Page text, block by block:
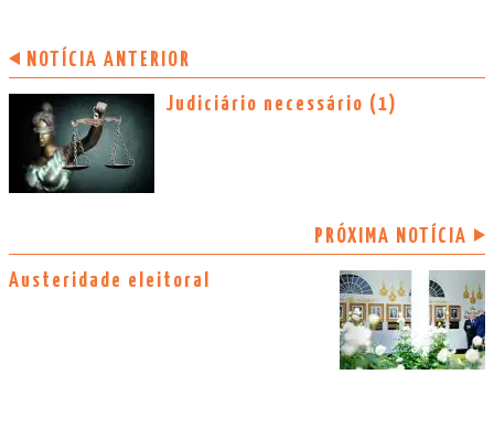
NOTÍCIA ANTERIOR
Judiciário necessário (1)
PRÓXIMA NOTÍCIA
Austeridade eleitoral